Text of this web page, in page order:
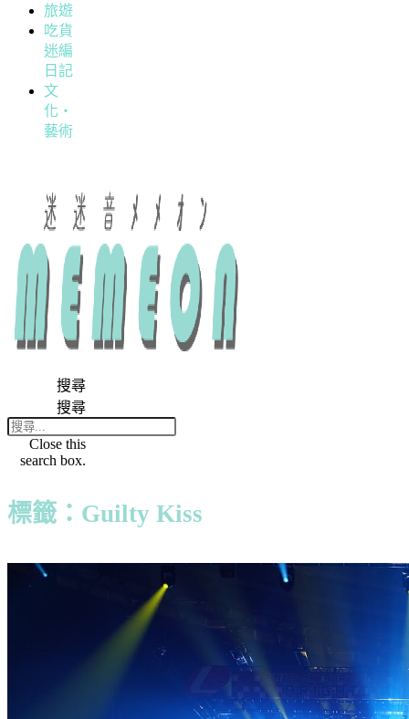
旅遊
吃貨
迷編
日記
文
化・
藝術
搜尋
搜尋
Close this
search box.
標籤：Guilty Kiss